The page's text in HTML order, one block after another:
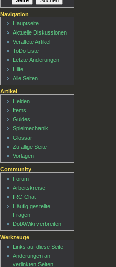
Navigation
Hauptseite
Aktuelle Diskussionen
Veraltete Artikel
ToDo Liste
Letzte Änderungen
Hilfe
Alle Seiten
Artikel
Helden
Items
Guides
Spielmechanik
Glossar
Zufällige Seite
Vorlagen
Community
Forum
Arbeitskreise
IRC-Chat
Häufig gestellte
Fragen
DotAWiki verbreiten
Werkzeuge
Links auf diese Seite
Änderungen an
verlinkten Seiten